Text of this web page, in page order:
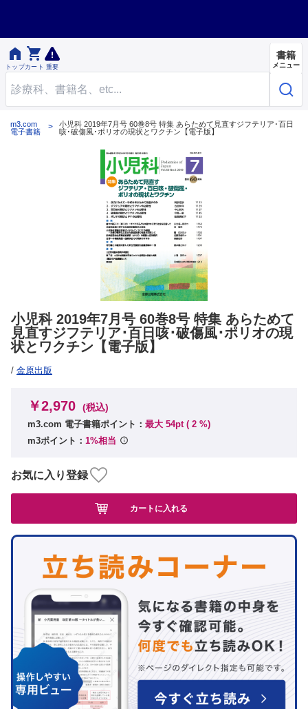

トップ

カート 重要
書籍
メニュー
m3.com
電子書籍
小児科 2019年7月号 60巻8号 特集 あらためて見直すジフテリア･百日
咳･破傷風･ポリオの現状とワクチン【電子版】
小児科 2019年7月号 60巻8号 特集 あらためて
見直すジフテリア･百日咳･破傷風･ポリオの現
状とワクチン【電子版】
/ 金原出版
￥2,970 (税込)
m3.com 電子書籍ポイント： 最大 54pt ( 2 %)
m3ポイント： 1%相当
お気に入り登録
カートに入れる